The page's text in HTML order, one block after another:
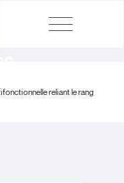
reliant le rang